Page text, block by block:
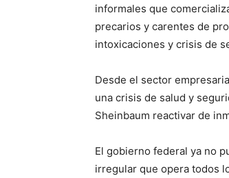
informales que
precarios y carentes de
intoxicaciones y crisis de
Desde el sector
una crisis de salud y
Sheinbaum reactivar de
El gobierno federal ya no
irregular que opera todos